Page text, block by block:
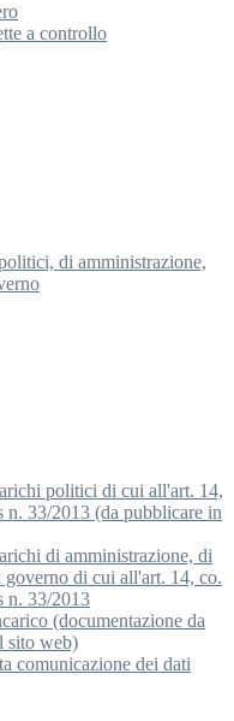
a controllo
di amministrazione,
politici di cui all'art. 14,
n. 33/2013 (da pubblicare in
di amministrazione, di
governo di cui all'art. 14, co.
n. 33/2013
(documentazione da
sito web)
comunicazione dei dati